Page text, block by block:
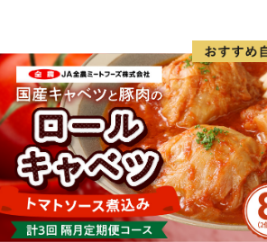
【返礼品の内
E-mail：
TEL：096-